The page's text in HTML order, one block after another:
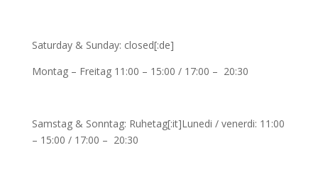
Saturday & Sunday: closed[:de]
Montag – Freitag 11:00 – 15:00 / 17:00 – 20:30
Samstag & Sonntag: Ruhetag[:it]Lunedi / venerdi: 11:00
– 15:00 / 17:00 – 20:30